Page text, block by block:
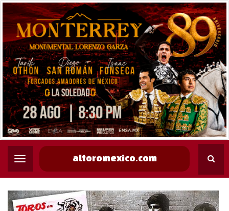
altoromexico.com